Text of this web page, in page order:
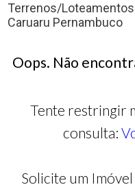
Terrenos/
Caruaru Pernambuco
Oops. Não
Tente restringir
consulta:
Solicite um